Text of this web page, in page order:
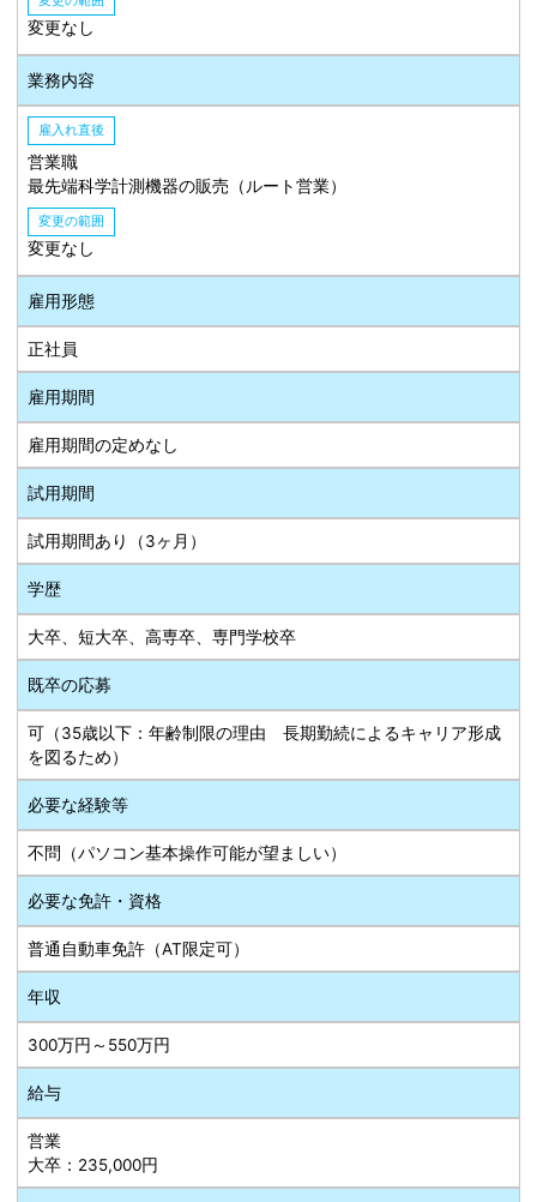
変更なし
業務内容
雇入れ直後
営業職
最先端科学計測機器の販売（ルート営業）
変更の範囲
変更なし
雇用形態
正社員
雇用期間
雇用期間の定めなし
試用期間
試用期間あり（3ヶ月）
学歴
大卒、短大卒、高専卒、専門学校卒
既卒の応募
可（35歳以下：年齢制限の理由 長期勤続によるキャリア形成
を図るため）
必要な経験等
不問（パソコン基本操作可能が望ましい）
必要な免許・資格
普通自動車免許（AT限定可）
年収
300万円～550万円
給与
営業
大卒：235,000円